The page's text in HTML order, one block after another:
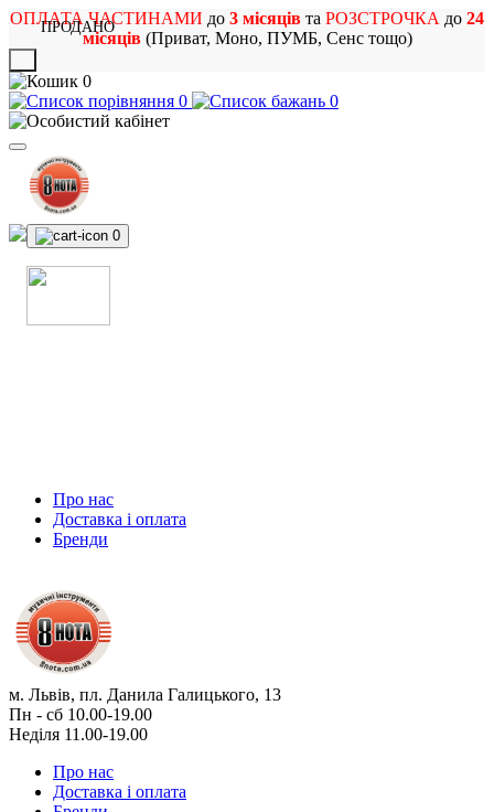
ОПЛАТА ЧАСТИНАМИ до 3 місяців та РОЗСТРОЧКА до 24
місяців(Приват, Моно, ПУМБ, Сенс тощо)
0
0
0
0
Про нас
Доставка і оплата
Бренди
м. Львів, пл. Данила Галицького, 13
Пн - сб 10.00-19.00
Неділя 11.00-19.00
Про нас
Доставка і оплата
ПРОДАНО